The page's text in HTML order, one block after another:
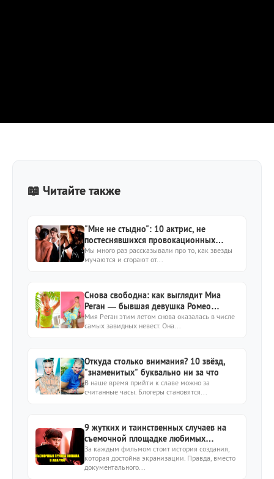
📖 Читайте также
"Мне не стыдно": 10 актрис, не
постеснявшихся провокационных
ролей
Мы много раз рассказывали про то, как звезды
мучаются и сгорают от...
Снова свободна: как выглядит Миа
Реган — бывшая девушка Ромео
Бекхэма
Мия Реган этим летом снова оказалась в числе
самых завидных невест. Она...
Откуда столько внимания? 10 звёзд,
"знаменитых" буквально ни за что
В наше время прийти к славе можно за
считанные часы. Блогеры становятся...
9 жутких и таинственных случаев на
съемочной площадке любимых
фильмов
За каждым фильмом стоит история создания,
которая достойна экранизации. Правда, вместо
документального...